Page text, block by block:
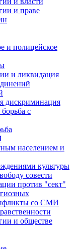
и праве
и полицейское
и ликвидация
дискриминация
с
населением и
культуры
совести
против "сект"
со СМИ
и обществе